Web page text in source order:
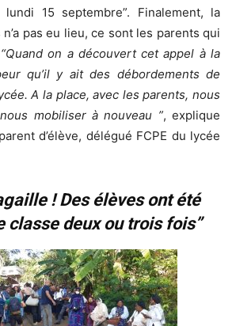
15 septembre”. Finalement, la
pas eu lieu, ce sont les parents qui
“Quand on a découvert cet appel à la
qu’il y ait des débordements de
A la place, avec les parents, nous
mobiliser à nouveau ”, explique
d’élève, délégué FCPE du lycée
! Des élèves ont été
classe deux ou trois fois”